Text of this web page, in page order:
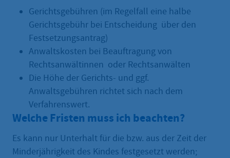
Gerichtsgebühren (im Regelfall eine halbe
Gerichtsgebühr bei Entscheidung über den
Festsetzungsantrag)
Anwaltskosten bei Beauftragung von
Rechtsanwältinnen oder Rechtsanwälten
Die Höhe der Gerichts- und ggf.
Anwaltsgebühren richtet sich nach dem
Verfahrenswert.
Welche Fristen muss ich beachten?
Es kann nur Unterhalt für die bzw. aus der Zeit der
Minderjährigkeit des Kindes festgesetzt werden;